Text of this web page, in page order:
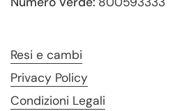
Resi e cambi
Privacy Policy
Condizioni Legali